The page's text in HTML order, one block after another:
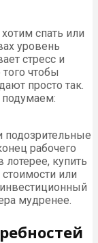
спать или
уровень
стресс и
чтобы
просто так.
рабочего
купить
или
мудренее.